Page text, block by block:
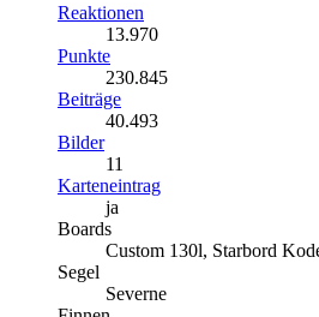
Reaktionen
13.970
Punkte
230.845
Beiträge
40.493
Bilder
11
Karteneintrag
ja
Boards
Custom 130l, Starbord
Segel
Severne